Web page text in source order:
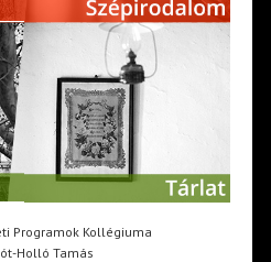
Programok Kollégiuma
Holló Tamás